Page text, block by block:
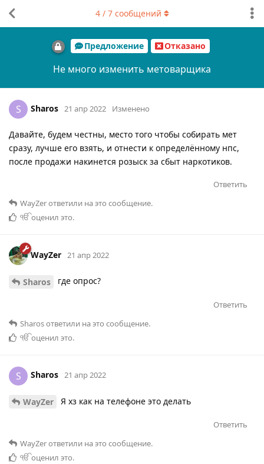
Предложение Отказано
Не много изменить метоварщика
4/ 7сообщений
S Sharos 21 апр 2022 Изменено
Давайте, будем честны, место того чтобы собирать мет
сразу, лучше его взять, и отнести к определённому нпс,
после продажи накинется розыск за сбыт наркотиков.
Ответить
WayZerответили на это сообщение.
ੴоценил это.
WayZer 21 апр 2022
Sharos где опрос?
Ответить
Sharosответили на это сообщение.
ੴоценил это.
S Sharos 21 апр 2022
WayZer Я хз как на телефоне это делать
Ответить
WayZerответили на это сообщение.
ੴоценил это.